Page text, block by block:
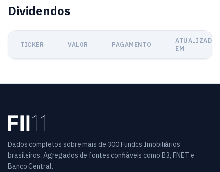
Dividendos
TICKER VALOR PAGAMENTO
ATUALIZADO
EM
Dados completos sobre mais de 300 Fundos Imobiliários
brasileiros. Agregados de fontes confiáveis como B3, FNET e
Banco Central.